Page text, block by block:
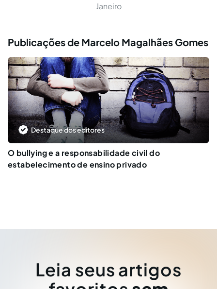
Janeiro
Publicações de Marcelo Magalhães Gomes
Destaque dos editores
O bullying e a responsabilidade civil do
estabelecimento de ensino privado
Leia seus artigos